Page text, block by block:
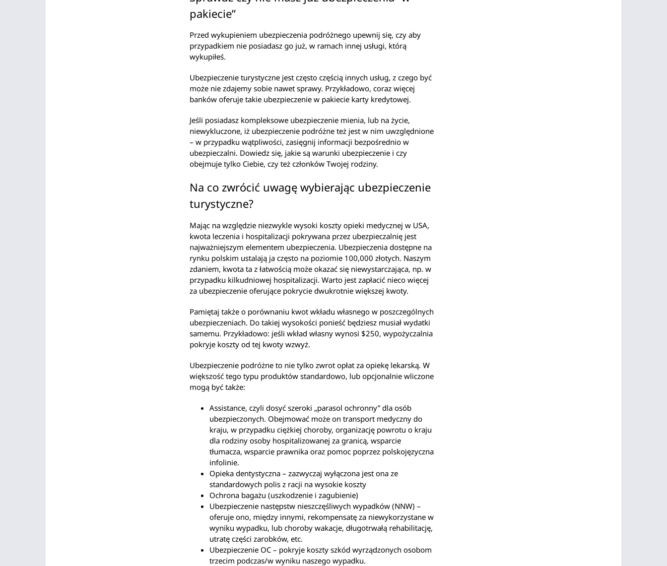
pakiecie”
Przed wykupieniem ubezpieczenia podróżnego upewnij się, czy aby
przypadkiem nie posiadasz go już, w ramach innej usługi, którą
wykupiłeś.
Ubezpieczenie turystyczne jest często częścią innych usług, z czego być
może nie zdajemy sobie nawet sprawy. Przykładowo, coraz więcej
banków oferuje takie ubezpieczenie w pakiecie karty kredytowej.
Jeśli posiadasz kompleksowe ubezpieczenie mienia, lub na życie,
niewykluczone, iż ubezpieczenie podróżne też jest w nim uwzględnione
– w przypadku wątpliwości, zasięgnij informacji bezpośrednio w
ubezpieczalni. Dowiedz się, jakie są warunki ubezpieczenie i czy
obejmuje tylko Ciebie, czy też członków Twojej rodziny.
Na co zwrócić uwagę wybierając ubezpieczenie
turystyczne?
Mając na względzie niezwykle wysoki koszty opieki medycznej w USA,
kwota leczenia i hospitalizacji pokrywana przez ubezpieczalnię jest
najważniejszym elementem ubezpieczenia. Ubezpieczenia dostępne na
rynku polskim ustalają ja często na poziomie 100,000 złotych. Naszym
zdaniem, kwota ta z łatwością może okazać się niewystarczająca, np. w
przypadku kilkudniowej hospitalizacji. Warto jest zapłacić nieco więcej
za ubezpieczenie oferujące pokrycie dwukrotnie większej kwoty.
Pamiętaj także o porównaniu kwot wkładu własnego w poszczególnych
ubezpieczeniach. Do takiej wysokości ponieść będziesz musiał wydatki
samemu. Przykładowo: jeśli wkład własny wynosi $250, wypożyczalnia
pokryje koszty od tej kwoty wzwyż.
Ubezpieczenie podróżne to nie tylko zwrot opłat za opiekę lekarską. W
większość tego typu produktów standardowo, lub opcjonalnie wliczone
mogą być także:
Assistance, czyli dosyć szeroki „parasol ochronny” dla osób
ubezpieczonych. Obejmować może on transport medyczny do
kraju, w przypadku ciężkiej choroby, organizację powrotu o kraju
dla rodziny osoby hospitalizowanej za granicą, wsparcie
tłumacza, wsparcie prawnika oraz pomoc poprzez polskojęzyczna
infolinie.
Opieka dentystyczna – zazwyczaj wyłączona jest ona ze
standardowych polis z racji na wysokie koszty
Ochrona bagażu (uszkodzenie i zagubienie)
Ubezpieczenie następstw nieszczęśliwych wypadków (NNW) –
oferuje ono, między innymi, rekompensatę za niewykorzystane w
wyniku wypadku, lub choroby wakacje, długotrwałą rehabilitację,
utratę części zarobków, etc.
Ubezpieczenie OC – pokryje koszty szkód wyrządzonych osobom
trzecim podczas/w wyniku naszego wypadku.